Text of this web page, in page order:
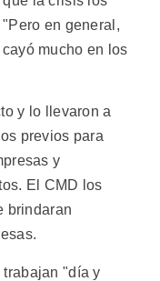
en general,
mucho en los
y lo llevaron a
previos para
y
El CMD los
brindaran
trabajan "día y